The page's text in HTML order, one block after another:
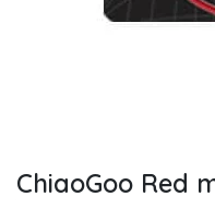
ChiaoGoo Red